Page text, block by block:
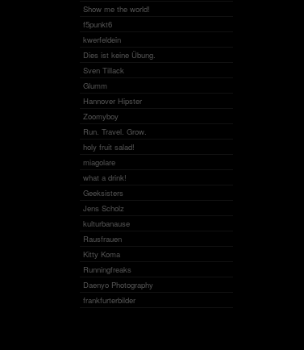
Show me the world!
f5punkt6
kwerfeldein
Dies ist keine Übung.
Sven Tillack
Glumm
Hannover Hipster
Zoomyboy
Run. Travel. Grow.
holy fruit salad!
miagolare
what a drink!
Geeksisters
Jens Scholz
kulturbanause
Rausfrauen
Kitty Koma
Runningfreaks
Daenyo Photography
frankfurterbilder